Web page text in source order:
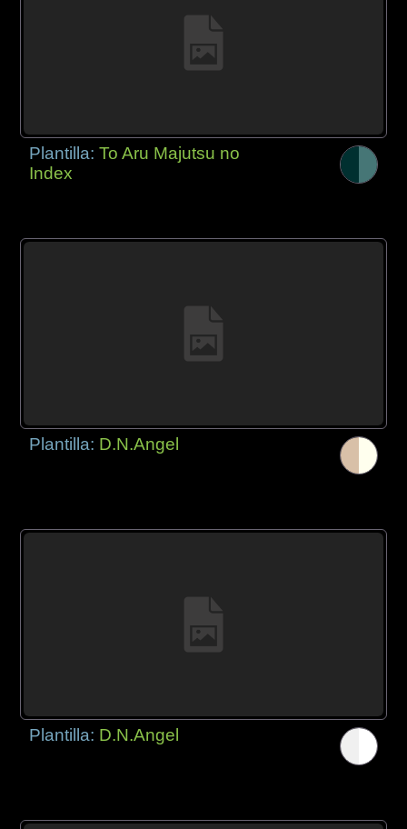
Plantilla:To Aru Majutsu no
Index
Plantilla: D.N.Angel
Plantilla: D.N.Angel